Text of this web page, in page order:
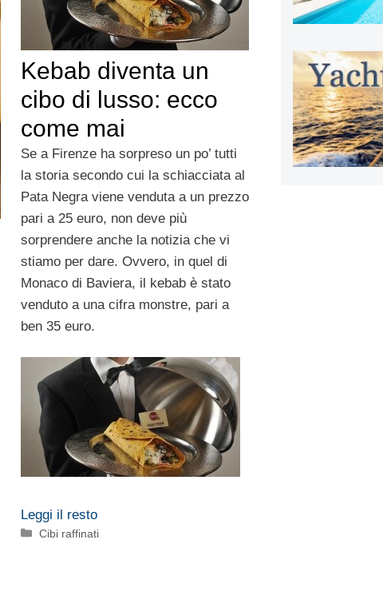
Kebab diventa un
cibo di lusso: ecco
come mai
Se a Firenze ha sorpreso un po’ tutti
la storia secondo cui la schiacciata al
Pata Negra viene venduta a un prezzo
pari a 25 euro, non deve più
sorprendere anche la notizia che vi
stiamo per dare. Ovvero, in quel di
Monaco di Baviera, il kebab è stato
venduto a una cifra monstre, pari a
ben 35 euro.
Leggi il resto
Categorie
Cibi raffinati